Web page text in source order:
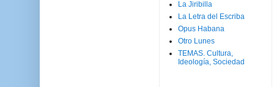
La Jiribilla
La Letra del Escriba
Opus Habana
Otro Lunes
TEMAS. Cultura,
Ideología, Sociedad